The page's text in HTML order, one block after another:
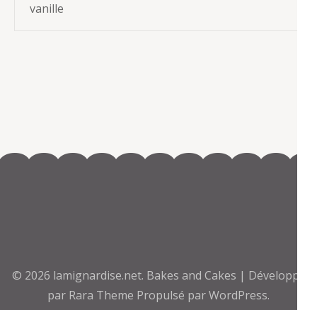
vanille
© 2026 lamignardise.net. Bakes and Cakes | Développé
par Rara Theme Propulsé parWordPress.